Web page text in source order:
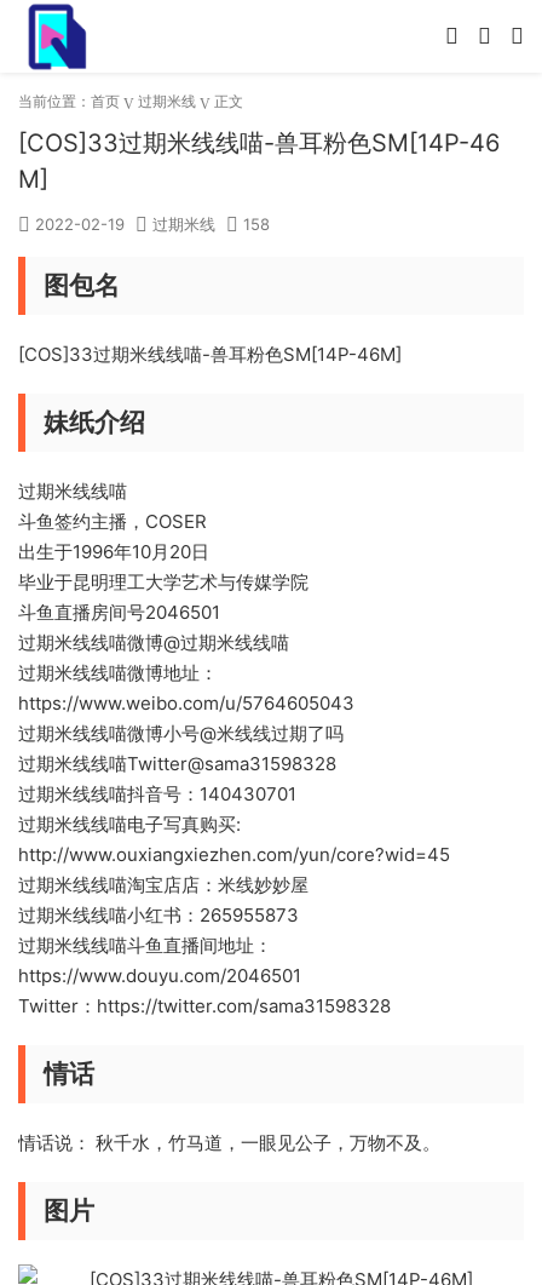
当前位置： 首页 过期米线 正文
[COS]33过期米线线喵-兽耳粉色SM[14P-46
M]
2022-02-19 过期米线 158
图包名
[COS]33过期米线线喵-兽耳粉色SM[14P-46M]
妹纸介绍
过期米线线喵
斗鱼签约主播，COSER
出生于1996年10月20日
毕业于昆明理工大学艺术与传媒学院
斗鱼直播房间号2046501
过期米线线喵微博@过期米线线喵
过期米线线喵微博地址：
https://www.weibo.com/u/5764605043
过期米线线喵微博小号@米线线过期了吗
过期米线线喵Twitter@sama31598328
过期米线线喵抖音号：140430701
过期米线线喵电子写真购买:
http://www.ouxiangxiezhen.com/yun/core?wid=45
过期米线线喵淘宝店店：米线妙妙屋
过期米线线喵小红书：265955873
过期米线线喵斗鱼直播间地址：
https://www.douyu.com/2046501
Twitter：https://twitter.com/sama31598328
情话
情话说： 秋千水，竹马道，一眼见公子，万物不及。
图片